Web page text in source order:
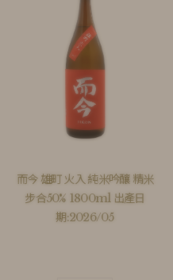
而今 雄町 火入 純米吟釀 精米
步合50% 1800ml 出產日
期:2026/05